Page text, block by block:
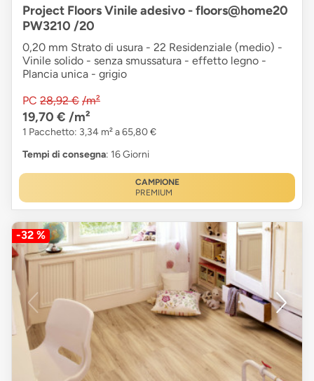
Project Floors Vinile adesivo - floors@home20
PW3210 /20
0,20 mm Strato di usura - 22 Residenziale (medio) -
Vinile solido - senza smussatura - effetto legno -
Plancia unica - grigio
PC 28,92 € /m²
19,70 € /m²
1 Pacchetto: 3,34 m² a 65,80 €
Tempi di consegna: 16 Giorni
CAMPIONE
PREMIUM
-32 %